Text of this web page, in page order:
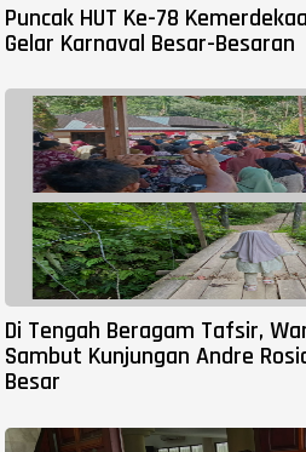
Puncak HUT Ke-78
Gelar Karnaval Besar-Besaran
Di Tengah Beragam Tafsir,
Sambut Kunjungan Andre
Besar